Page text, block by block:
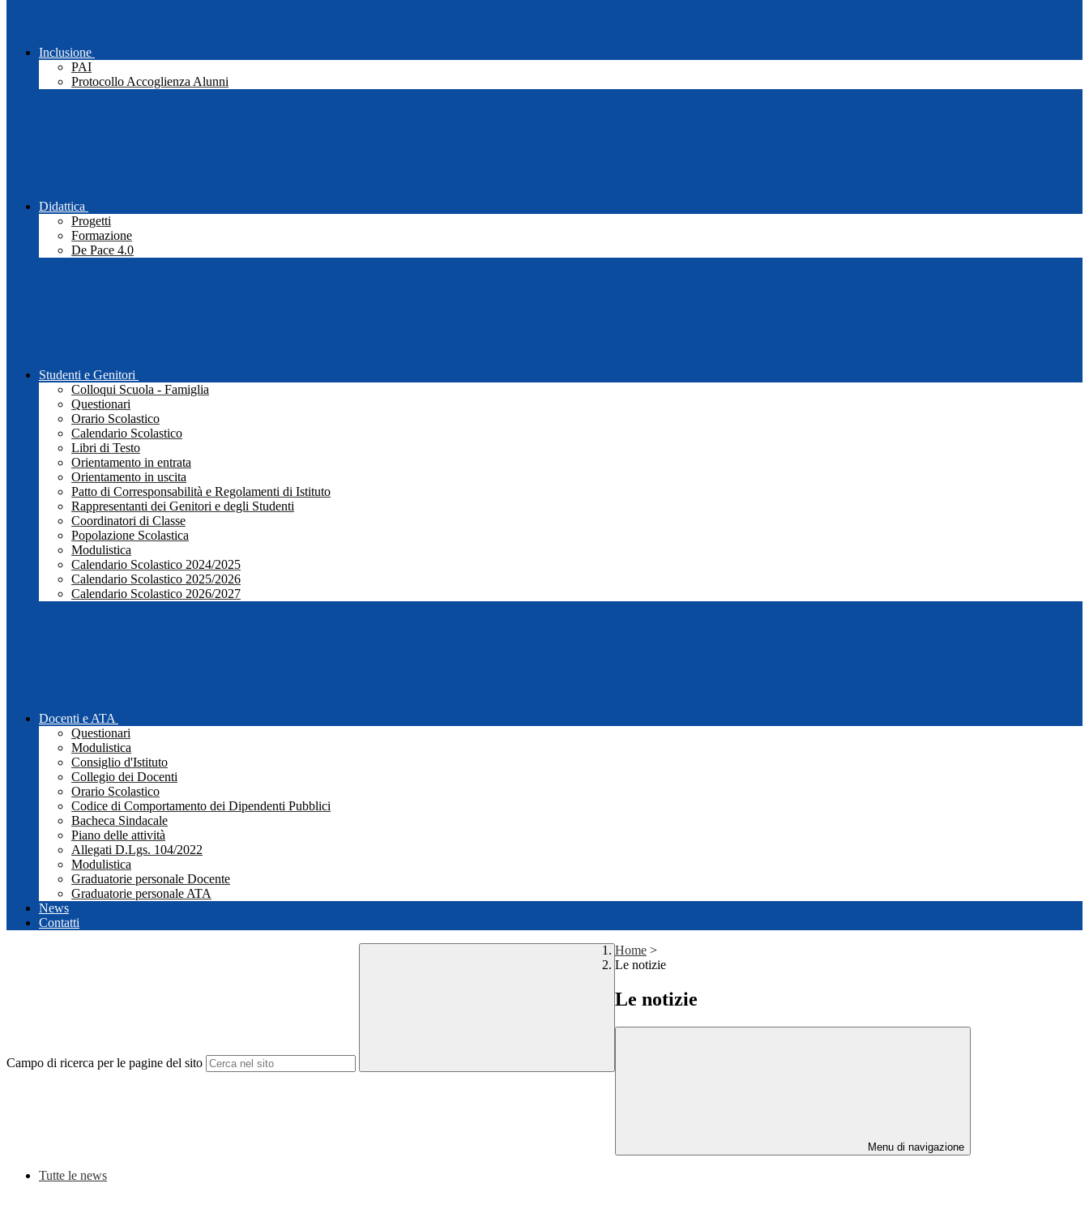
Inclusione
PAI
Protocollo Accoglienza Alunni
Didattica
Progetti
Formazione
De Pace 4.0
Studenti e Genitori
Colloqui Scuola - Famiglia
Questionari
Orario Scolastico
Calendario Scolastico
Libri di Testo
Orientamento in entrata
Orientamento in uscita
Patto di Corresponsabilità e Regolamenti di Istituto
Rappresentanti dei Genitori e degli Studenti
Coordinatori di Classe
Popolazione Scolastica
Modulistica
Calendario Scolastico 2024/2025
Calendario Scolastico 2025/2026
Calendario Scolastico 2026/2027
Docenti e ATA
Questionari
Modulistica
Consiglio d'Istituto
Collegio dei Docenti
Orario Scolastico
Codice di Comportamento dei Dipendenti Pubblici
Bacheca Sindacale
Piano delle attività
Allegati D.Lgs. 104/2022
Modulistica
Graduatorie personale Docente
Graduatorie personale ATA
News
Contatti
Campo di ricerca per le pagine del sito
Home >
Le notizie
Le notizie
Menu di navigazione
Tutte le news